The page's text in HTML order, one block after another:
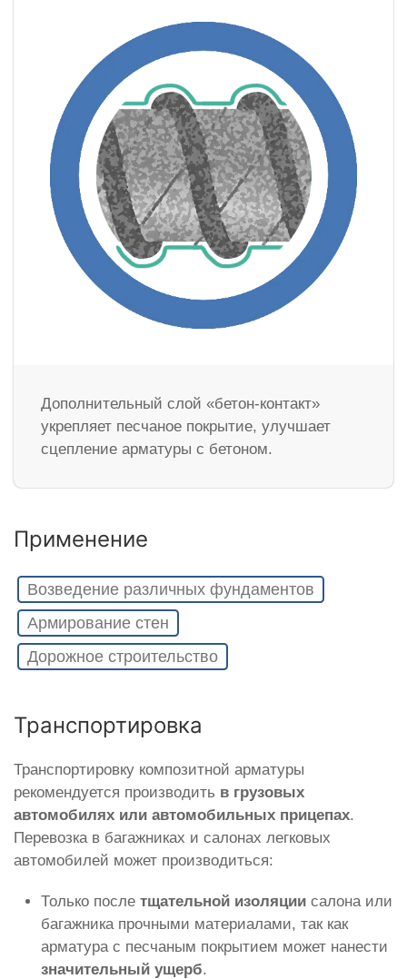
Дополнительный слой «бетон-контакт»
укрепляет песчаное покрытие, улучшает
сцепление арматуры с бетоном.
Применение
Возведение различных фундаментов
Армирование стен
Дорожное строительство
Транспортировка
Транспортировку композитной арматуры
рекомендуется производить в грузовых
автомобилях или автомобильных прицепах.
Перевозка в багажниках и салонах легковых
автомобилей может производиться:
Только после тщательной изоляции салона или
багажника прочными материалами, так как
арматура с песчаным покрытием может нанести
значительный ущерб.